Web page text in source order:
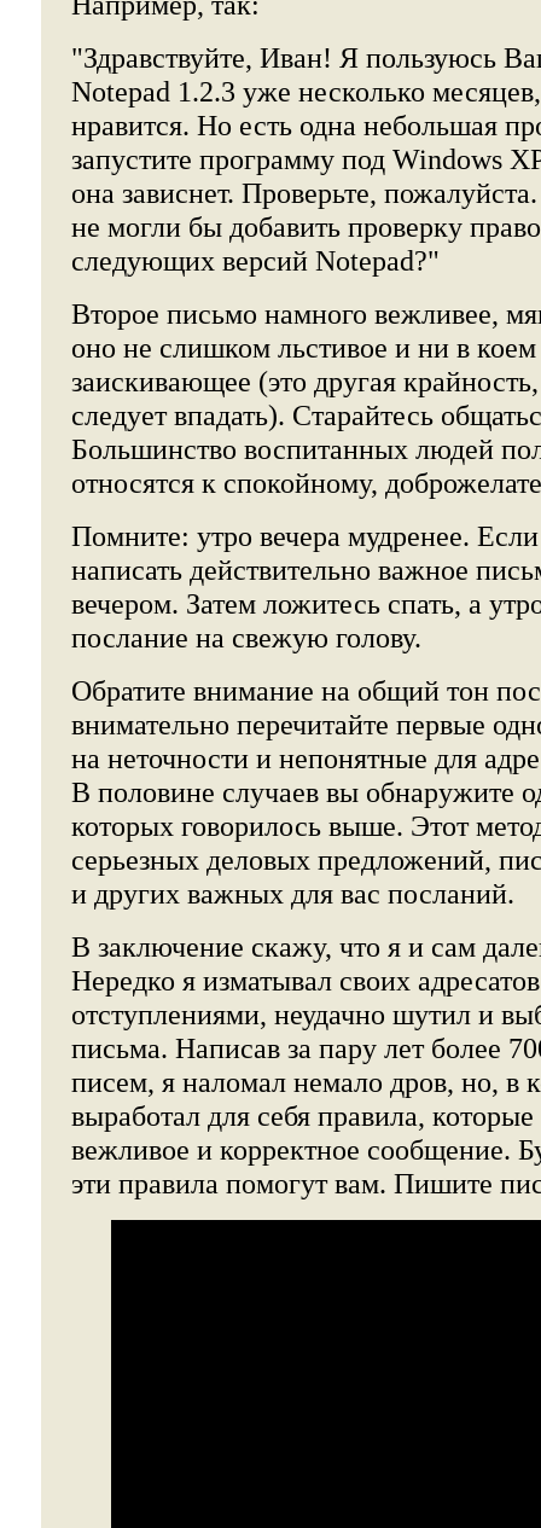
"Здравствуйте, Иван! Я пользуюсь
Notepad 1.2.3 уже несколько
нравится. Но есть одна небольшая
запустите программу под Windows
она зависнет. Проверьте,
не могли бы добавить проверку
следующих версий Notepad?"
Второе письмо намного вежливее,
оно не слишком льстивое и ни в коем
заискивающее (это другая
следует впадать). Старайтесь
Большинство воспитанных людей
относятся к спокойному,
Помните: утро вечера мудренее.
написать действительно важное
вечером. Затем ложитесь спать, а
послание на свежую голову.
Обратите внимание на общий тон
внимательно перечитайте первые
на неточности и непонятные для
В половине случаев вы обнаружите
которых говорилось выше. Этот
серьезных деловых предложений,
и других важных для вас посланий.
В заключение скажу, что я и сам
Нередко я изматывал своих
отступлениями, неудачно шутил и
письма. Написав за пару лет более
писем, я наломал немало дров, но, в
выработал для себя правила,
вежливое и корректное сообщение.
эти правила помогут вам. Пишите